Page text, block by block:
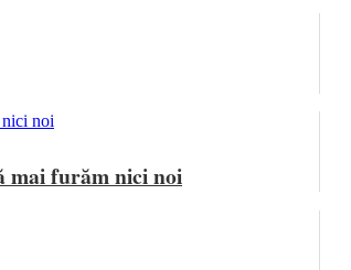
mai furăm nici noi